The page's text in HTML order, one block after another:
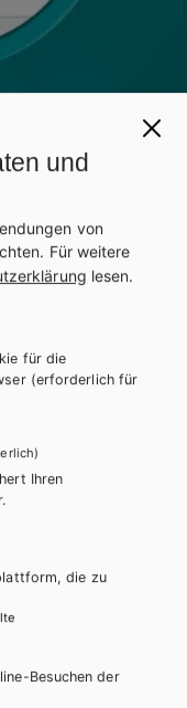
zu
Lehrerkonto
und
von
Für weitere
lesen.
für die
(erforderlich für
Ihren
die zu
Besuchen der